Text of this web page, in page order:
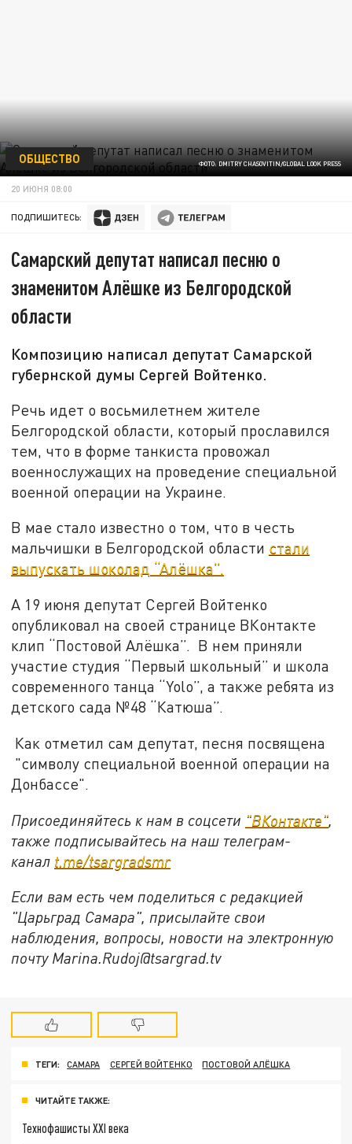
ФОТО: DMITRY CHASOVITIN/GLOBAL LOOK PRESS
ОБЩЕСТВО
20 ИЮНЯ 08:00
ПОДПИШИТЕСЬ:
Самарский депутат написал песню о
знаменитом Алёшке из Белгородской
области
Композицию написал депутат Самарской
губернской думы Сергей Войтенко.
Речь идет о восьмилетнем жителе
Белгородской области, который прославился
тем, что в форме танкиста провожал
военнослужащих на проведение специальной
военной операции на Украине.
В мае стало известно о том, что в честь
мальчишки в Белгородской области стали
выпускать шоколад “Алёшка”.
А 19 июня депутат Сергей Войтенко
опубликовал на своей странице ВКонтакте
клип “Постовой Алёшка”. В нем приняли
участие студия “Первый школьный” и школа
современного танца “Yolo”, а также ребята из
детского сада №48 “Катюша”.
Как отметил сам депутат, песня посвящена
"символу специальной военной операции на
Донбассе".
Присоединяйтесь к нам в соцсети "ВКонтакте"
также подписывайтесь на наш телеграм-
канал t.me/tsargradsmr
Если вам есть чем поделиться с редакцией
"Царьград Самара", присылайте свои
наблюдения, вопросы, новости на электронную
почту Marina.Rudoj@tsargrad.tv
ТЕГИ: САМАРА СЕРГЕЙ ВОЙТЕНКО ПОСТОВОЙ АЛЁШКА
ЧИТАЙТЕ ТАКЖЕ:
Технофашисты XXI века